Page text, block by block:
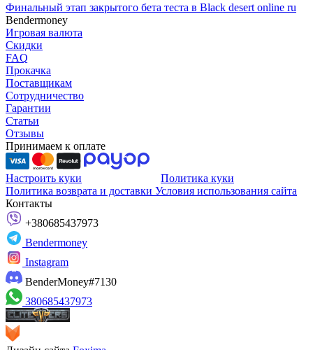
Финальный этап закрытого бета теста в Black desert online ru
Bendermoney
Игровая валюта
Скидки
FAQ
Прокачка
Поставщикам
Сотрудничество
Гарантии
Статьи
Отзывы
Принимаем к оплате
Настроить куки
Политика куки
Политика возврата и доставки Условия использования сайта
Контакты
+380685437973
Bendermoney
Instagram
BenderMoney#7130
380685437973